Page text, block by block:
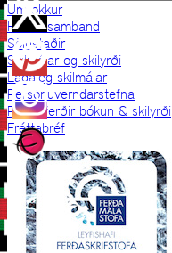
Um okkur
Hafðu samband
Sölustaðir
Skilmálar og skilyrði
Lagaleg skilmálar
Persónuverndarstefna
Prjónaferðir bókun & skilyrði
Fréttabréf